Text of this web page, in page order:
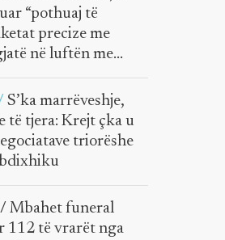
“pothuaj të
precize me
në luftën me
S’ka marrëveshje,
të tjera: Krejt çka u
triorëshe
/Mbahet funeral
112 të vrarët nga